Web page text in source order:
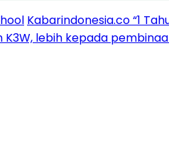
Kabarindonesia.co “1
K3W, lebih kepada